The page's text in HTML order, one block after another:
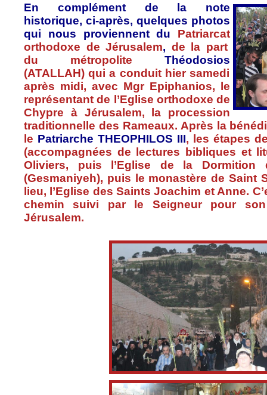
En complémentde la note
historique, ci-après, quelques photos
qui nous proviennentdu Patriarcat
orthodoxe de Jérusalem, de la part
du métropolite
Théodosios
(ATALLAH) qui a conduit hier samedi
après midi, avec Mgr Epiphanios, le
représentant de l’Eglise orthodoxe de
Chypre
à Jérusalem, la procession
traditionnelle des Rameaux. Après la
le Patriarche THEOPHILOS III, les étapes
(accompagnées de lectures bibliques et
Oliviers, puis l’Eglise de la Dormition
(Gesmaniyeh), puis le monastère de Saint
lieu, l’Eglise des SaintsJoachim et Anne.
chemin
suivi par le Seigneur pour
Jérusalem.